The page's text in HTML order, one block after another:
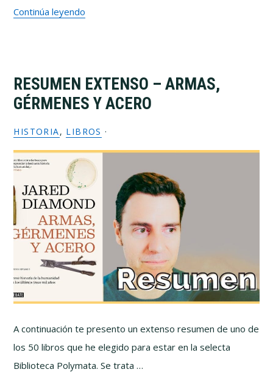
Continúa leyendo
RESUMEN EXTENSO – ARMAS,
GÉRMENES Y ACERO
HISTORIA, LIBROS ·
A continuación te presento un extenso resumen de uno de
los 50 libros que he elegido para estar en la selecta
Biblioteca Polymata. Se trata …